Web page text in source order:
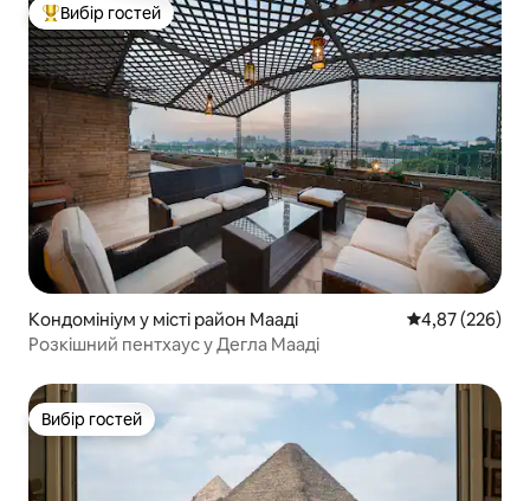
Топ вибір гостей
Вибір гостей
Кондомініум у місті район Мааді Середня
4,87 (226)
Розкішний пентхаус у Дегла Мааді
Вибір гостей
Вибір гостей